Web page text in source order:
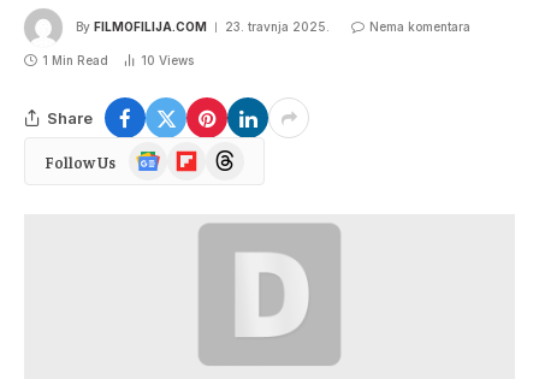
By FILMOFILIJA.COM 23. travnja 2025. Nema komentara
1 Min Read 10 Views
Share
Follow Us
Google
News
FlipboardThreads